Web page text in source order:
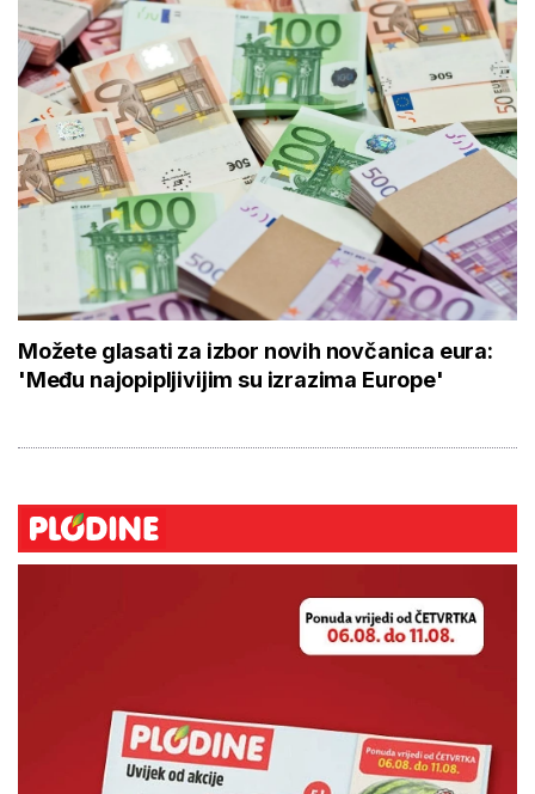
Možete glasati za izbor novih novčanica eura:
'Među najopipljivijim su izrazima Europe'